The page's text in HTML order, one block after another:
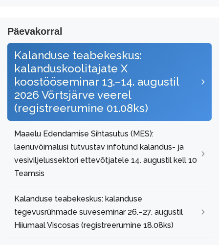
Päevakorral
Kalanduse teabekeskus:
kalanduskoolitajate X
koostööseminar 13.–14. augustil
2026 Võrtsjärve veerel
(registreerumine 01.08ks)
Maaelu Edendamise Sihtasutus (MES):
laenuvõimalusi tutvustav infotund kalandus- ja
vesiviljelussektori ettevõtjatele 14. augustil kell 10
Teamsis
Kalanduse teabekeskus: kalanduse
tegevusrühmade suveseminar 26.–27. augustil
Hiiumaal Viscosas (registreerumine 18.08ks)